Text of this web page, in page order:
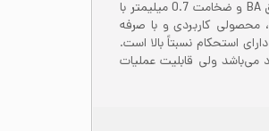
رول یا کویل ورق از آلیاژ استیل 430 یا 1.4016 با سطح براق BA و ضخامت 0.7 میلیمتر با
محصولی کاربردی و با صرفه
استحکام نسبتاً بالا است.
800 درجه سانتی گراد می‌باشد ولی قابلیت عملیات